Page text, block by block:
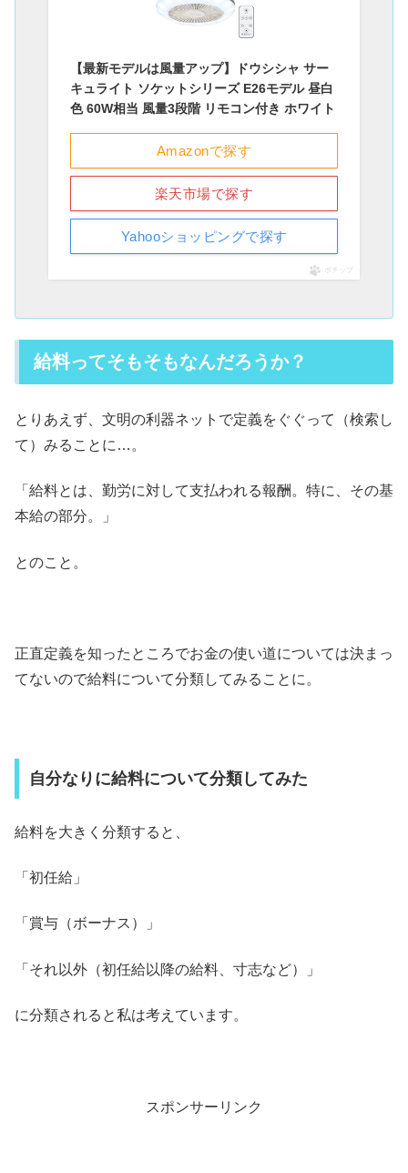
【最新モデルは風量アップ】ドウシシャ サー
キュライト ソケットシリーズ E26モデル 昼白
色 60W相当 風量3段階 リモコン付き ホワイト
Amazonで探す
楽天市場で探す
Yahooショッピングで探す
ポチップ
給料ってそもそもなんだろうか？
とりあえず、文明の利器ネットで定義をぐぐって（検索し
て）みることに…。
「給料とは、勤労に対して支払われる報酬。特に、その基
本給の部分。」
とのこと。
正直定義を知ったところでお金の使い道については決まっ
てないので給料について分類してみることに。
自分なりに給料について分類してみた
給料を大きく分類すると、
「初任給」
「賞与（ボーナス）」
「それ以外（初任給以降の給料、寸志など）」
に分類されると私は考えています。
スポンサーリンク